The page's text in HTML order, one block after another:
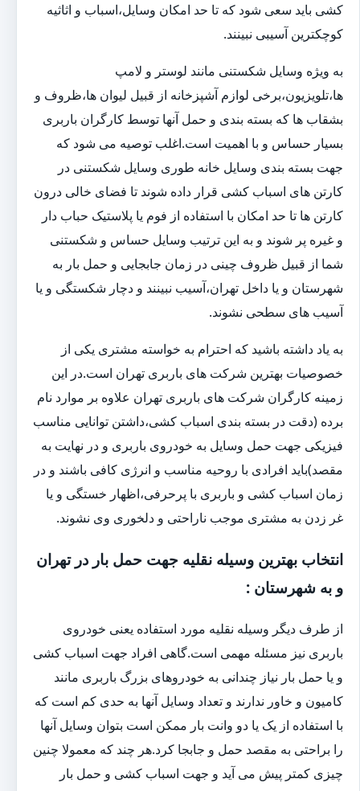
کشی باید سعی شود که تا حد امکان وسایل،اسباب و اثاثیه
کوچکترین آسیبی نبینند.
به ویژه وسایل شکستنی مانند لوستر و لامپ
ها،تلویزیون،برخی لوازم آشپزخانه از قبیل لیوان ها،ظروف و
بشقاب ها که بسته بندی و حمل آنها توسط کارگران باربری
بسیار حساس و با اهمیت است.اغلب توصیه می شود که
جهت بسته بندی وسایل خانه طوری وسایل شکستنی در
کارتن های اسباب کشی قرار داده شوند تا فضای خالی درون
کارتن ها تا حد امکان با استفاده از فوم یا پلاستیک حباب دار
و غیره پر شوند و به این ترتیب وسایل حساس و شکستنی
شما از قبیل ظروف چینی در زمان جابجایی و حمل بار به
شهرستان و یا داخل تهران،آسیب نبینند و دچار شکستگی و یا
آسیب های سطحی نشوند.
به یاد داشته باشید که احترام به خواسته مشتری یکی از
خصوصیات بهترین شرکت های باربری تهران است.در این
زمینه کارگران شرکت های باربری تهران علاوه بر موارد نام
برده (دقت در بسته بندی اسباب کشی،داشتن توانایی مناسب
فیزیکی جهت حمل وسایل به خودروی باربری و در نهایت به
مقصد)باید افرادی با روحیه مناسب و انرژی کافی باشند و در
زمان اسباب کشی و باربری با پرحرفی،اظهار خستگی و یا
غر زدن به مشتری موجب ناراحتی و دلخوری وی نشوند.
انتخاب بهترین وسیله نقلیه جهت حمل بار در تهران
و به شهرستان :
از طرف دیگر وسیله نقلیه مورد استفاده یعنی خودروی
باربری نیز مسئله مهمی است.گاهی افراد جهت اسباب کشی
و یا حمل بار نیاز چندانی به خودروهای بزرگ باربری مانند
کامیون و خاور ندارند و تعداد وسایل آنها به حدی کم است که
با استفاده از یک یا دو وانت بار ممکن است بتوان وسایل آنها
را براحتی به مقصد حمل و جابجا کرد.هر چند که معمولا چنین
چیزی کمتر پیش می آید و جهت اسباب کشی و حمل بار